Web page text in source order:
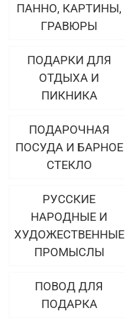
ПАННО, КАРТИНЫ,
ГРАВЮРЫ
ПОДАРКИ ДЛЯ
ОТДЫХА И
ПИКНИКА
ПОДАРОЧНАЯ
ПОСУДА И БАРНОЕ
СТЕКЛО
РУССКИЕ
НАРОДНЫЕ И
ХУДОЖЕСТВЕННЫЕ
ПРОМЫСЛЫ
ПОВОД ДЛЯ
ПОДАРКА